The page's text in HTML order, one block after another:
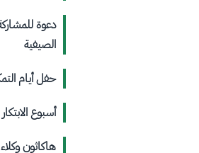
دعوة
الصيفية
حفل أيام
أسبوع
هاكاثون